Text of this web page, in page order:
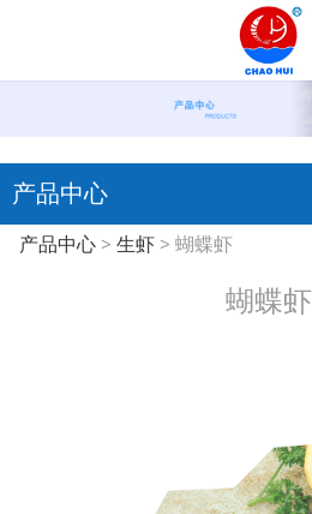
产品中心
蝴蝶虾
产品中心> 生虾> 蝴蝶虾
蝴蝶虾